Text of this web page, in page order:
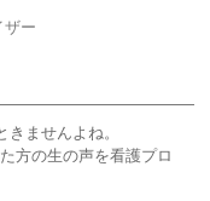
ザー
ませんよね。
方の生の声を看護プロ